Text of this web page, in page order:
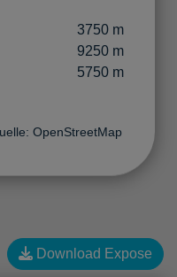
3750 m
9250 m
5750 m
OpenStreetMap
Download Expose